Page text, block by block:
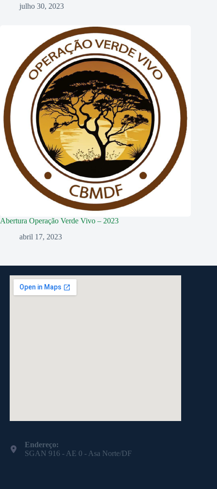
julho 30, 2023
Abertura Operação Verde Vivo – 2023
abril 17, 2023
Endereço:
SGAN 916 - AE 0 - Asa Norte/DF